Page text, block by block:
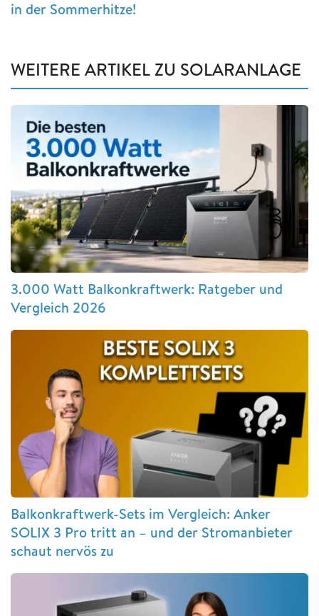
in der Sommerhitze!
WEITERE ARTIKEL ZU SOLARANLAGE
3.000 Watt Balkonkraftwerk: Ratgeber und
Vergleich 2026
Balkonkraftwerk-Sets im Vergleich: Anker
SOLIX 3 Pro tritt an – und der Stromanbieter
schaut nervös zu